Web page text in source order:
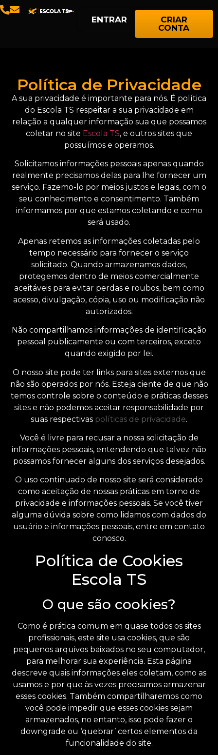
ENTRAR
CRIAR
CONTA
Política de Privacidade
A sua privacidade é importante para nós. É política
do Escola TS respeitar a sua privacidade em
relação a qualquer informação sua que possamos
coletar no site Escola TS, e outros sites que
possuímos e operamos.
Solicitamos informações pessoais apenas quando
realmente precisamos delas para lhe fornecer um
serviço. Fazemo-lo por meios justos e legais, com o
seu conhecimento e consentimento. Também
informamos por que estamos coletando e como
será usado.
Apenas retemos as informações coletadas pelo
tempo necessário para fornecer o serviço
solicitado. Quando armazenamos dados,
protegemos dentro de meios comercialmente
aceitáveis ​​para evitar perdas e roubos, bem como
acesso, divulgação, cópia, uso ou modificação não
autorizados.
Não compartilhamos informações de identificação
pessoal publicamente ou com terceiros, exceto
quando exigido por lei.
O nosso site pode ter links para sites externos que
não são operados por nós. Esteja ciente de que não
temos controle sobre o conteúdo e práticas desses
sites e não podemos aceitar responsabilidade por
suas respectivas políticas de privacidade.
Você é livre para recusar a nossa solicitação de
informações pessoais, entendendo que talvez não
possamos fornecer alguns dos serviços desejados.
O uso continuado de nosso site será considerado
como aceitação de nossas práticas em torno de
privacidade e informações pessoais. Se você tiver
alguma dúvida sobre como lidamos com dados do
usuário e informações pessoais, entre em contato
conosco.
Política de Cookies
Escola TS
O que são cookies?
Como é prática comum em quase todos os sites
profissionais, este site usa cookies, que são
pequenos arquivos baixados no seu computador,
para melhorar sua experiência. Esta página
descreve quais informações eles coletam, como as
usamos e por que às vezes precisamos armazenar
esses cookies. Também compartilharemos como
você pode impedir que esses cookies sejam
armazenados, no entanto, isso pode fazer o
downgrade ou ‘quebrar’ certos elementos da
funcionalidade do site.